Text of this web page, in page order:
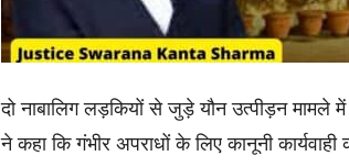
दो नाबालिग लड़कियों से जुड़े यौन उत्पीड़न मामले
ने कहा कि गंभीर अपराधों के लिए कानूनी